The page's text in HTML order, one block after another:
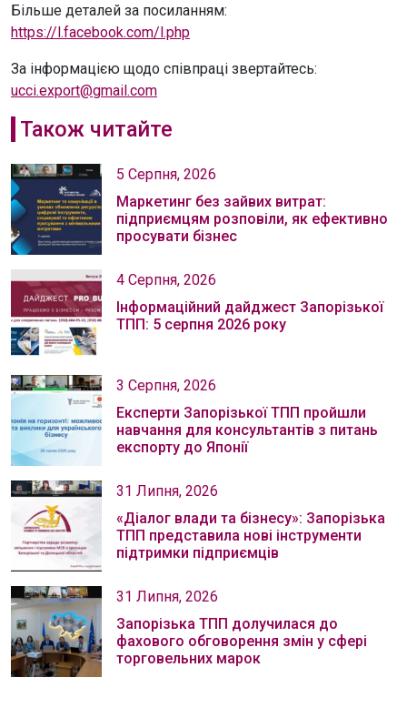
Більше деталей за посиланням:
https://l.facebook.com/l.php
За інформацією щодо співпраці звертайтесь:
ucci.export@gmail.com
Також читайте
5 Серпня, 2026
Маркетинг без зайвих витрат:
підприємцям розповіли, як ефективно
просувати бізнес
4 Серпня, 2026
Інформаційний дайджест Запорізької
ТПП: 5 серпня 2026 року
3 Серпня, 2026
Експерти Запорізької ТПП пройшли
навчання для консультантів з питань
експорту до Японії
31 Липня, 2026
«Діалог влади та бізнесу»: Запорізька
ТПП представила нові інструменти
підтримки підприємців
31 Липня, 2026
Запорізька ТПП долучилася до
фахового обговорення змін у сфері
торговельних марок